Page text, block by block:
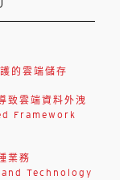
的雲端儲存
致雲端資料外洩
Framework
業務
Technology